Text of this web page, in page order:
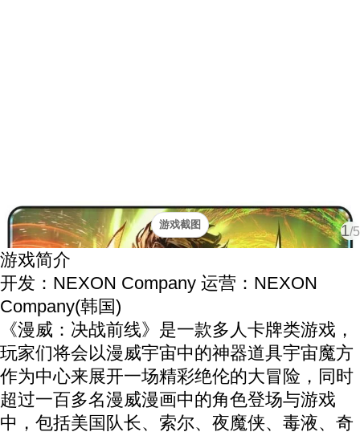
1/5
游戏截图
游戏简介
开发：NEXON Company 运营：NEXON
Company(韩国)
《漫威：决战前线》是一款多人卡牌类游戏，
玩家们将会以漫威宇宙中的神器道具宇宙魔方
作为中心来展开一场精彩绝伦的大冒险，同时
超过一百多名漫威漫画中的角色登场与游戏
中，包括美国队长、索尔、夜魔侠、毒液、奇